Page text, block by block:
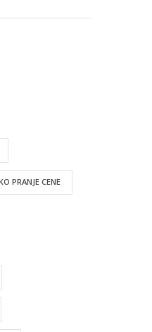
PRANJE CENE